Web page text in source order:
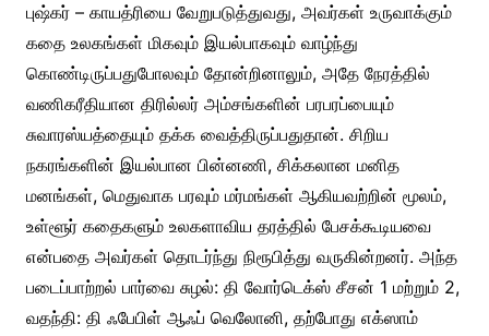
புஷ்கர் – காயத்ரியை வேறுபடுத்துவது, அவர்கள் உருவாக்கும்
கதை உலகங்கள் மிகவும் இயல்பாகவும் வாழ்ந்து
கொண்டிருப்பதுபோலவும் தோன்றினாலும், அதே நேரத்தில்
வணிகரீதியான திரில்லர் அம்சங்களின் பரபரப்பையும்
சுவாரஸ்யத்தையும் தக்க வைத்திருப்பதுதான். சிறிய
நகரங்களின் இயல்பான பின்னணி, சிக்கலான மனித
மனங்கள், மெதுவாக பரவும் மர்மங்கள் ஆகியவற்றின் மூலம்,
உள்ளூர் கதைகளும் உலகளாவிய தரத்தில் பேசக்கூடியவை
என்பதை அவர்கள் தொடர்ந்து நிரூபித்து வருகின்றனர். அந்த
படைப்பாற்றல் பார்வை சுழல்: தி வோர்டெக்ஸ் சீசன் 1 மற்றும் 2,
வதந்தி: தி ஃபேபிள் ஆஃப் வெலோனி, தற்போது எக்ஸாம்